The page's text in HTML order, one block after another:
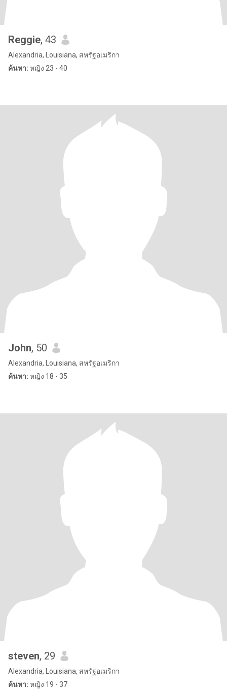
Reggie, 43
Alexandria, Louisiana, สหรัฐอเมริกา
ค้นหา: หญิง 23 - 40
John, 50
Alexandria, Louisiana, สหรัฐอเมริกา
ค้นหา: หญิง 18 - 35
steven, 29
Alexandria, Louisiana, สหรัฐอเมริกา
ค้นหา: หญิง 19 - 37